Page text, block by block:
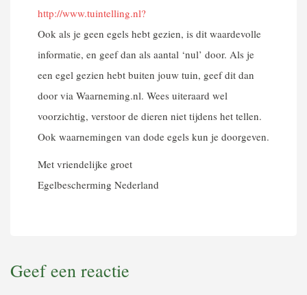
http://www.tuintelling.nl?
Ook als je geen egels hebt gezien, is dit waardevolle
informatie, en geef dan als aantal ‘nul’ door. Als je
een egel gezien hebt buiten jouw tuin, geef dit dan
door via Waarneming.nl. Wees uiteraard wel
voorzichtig, verstoor de dieren niet tijdens het tellen.
Ook waarnemingen van dode egels kun je doorgeven.
Met vriendelijke groet
Egelbescherming Nederland
Geef een reactie